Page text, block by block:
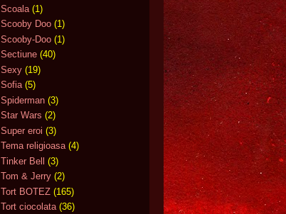
Scoala (1)
Scooby Doo (1)
Scooby-Doo (1)
Sectiune (40)
Sexy (19)
Sofia (5)
Spiderman (3)
Star Wars (2)
Super eroi (3)
Tema religioasa (4)
Tinker Bell
(3)
Tom & Jerry (2)
Tort BOTEZ (165)
Tort ciocolata (36)